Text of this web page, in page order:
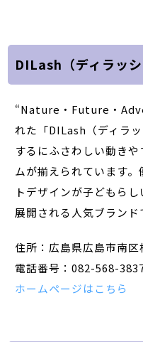
DILash（ディラッシ
“Nature・Future・
れた「DILash（ディラ
するにふさわしい動き
ムが揃えられています
トデザインが子どもら
展開される人気ブランド
住所：広島県広島市南
電話番号：082-568-
ホームページはこちら